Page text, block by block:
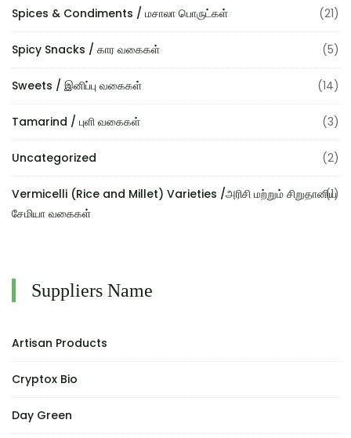
Spices & Condiments / மசாலா பொருட்கள் (21)
Spicy Snacks / கார வகைகள் (5)
Sweets / இனிப்பு வகைகள் (14)
Tamarind / புளி வகைகள் (3)
Uncategorized (2)
Vermicelli (Rice and Millet) Varieties /அரிசி மற்றும் சிறுதானிய
சேமியா வகைகள்
(1)
Suppliers Name
Artisan Products
Cryptox Bio
Day Green